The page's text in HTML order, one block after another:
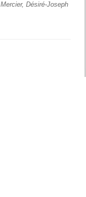
Mercier, Désiré-Joseph